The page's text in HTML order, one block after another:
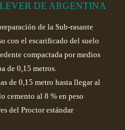
DE ARGENTINA
de la Sub-rasante
con el escarificado del suelo
compactada por medios
de 0,15 metros.
de 0,15 metro hasta llegar al
cemento al 8 % en peso
del Proctor estándar